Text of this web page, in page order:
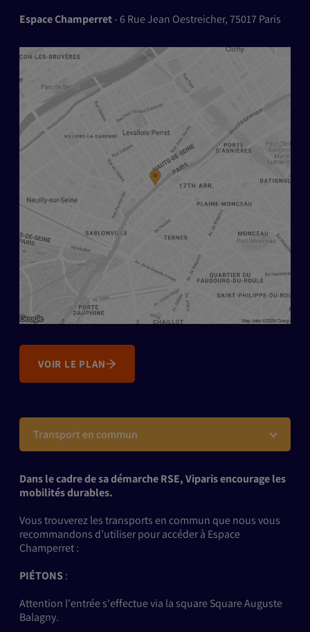
Espace Champerret- 6 Rue Jean Oestreicher, 75017 Paris
VOIR LE PLAN
Transport en commun
Dans le cadre de sa démarche RSE, Viparis encourage les
mobilités durables.
Vous trouverez les transports en commun que nous vous
recommandons d’utiliser pour accéder à Espace
Champerret :
PIÉTONS:
Attention l'entrée s'effectue via la square Square Auguste
Balagny.